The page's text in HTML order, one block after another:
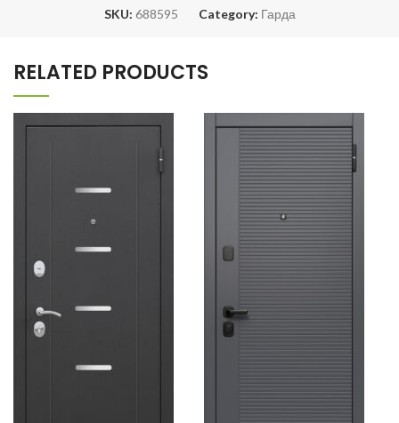
SKU: 688595 Category: Гарда
RELATED PRODUCTS